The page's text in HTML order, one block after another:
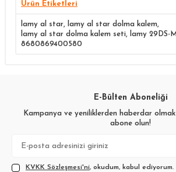
Ürün Etiketleri
lamy al star, lamy al star dolma kalem,
lamy al star dolma kalem seti, lamy 29DS-M
8680869400580
E-Bülten Aboneliği
Kampanya ve yeniliklerden haberdar
abone olun!
KVKK Sözleşmesi'ni, okudum, kabul ediyorum.